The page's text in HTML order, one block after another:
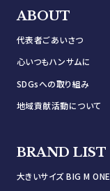
ABOUT
代表者ごあいさつ
心いつもハンサムに
SDGsへの取り組み
地域貢献活動について
BRAND LIST
大きいサイズ BIG M ONE